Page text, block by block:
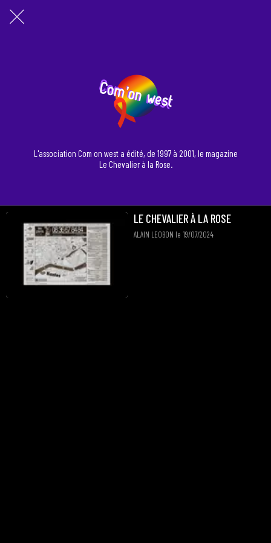
L'association Com on west a édité, de 1997 à 2001, le magazine
Le Chevalier à la Rose.
LE CHEVALIER À LA ROSE
ALAIN LEOBON le 19/07/2024